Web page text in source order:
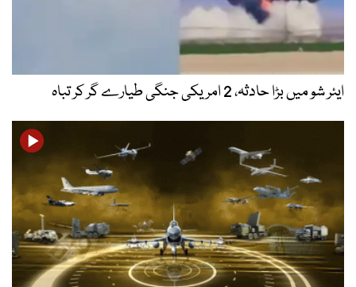
ایئر شو میں بڑا حادثہ، 2 امریکی جنگی طیارے گر کر تباہ